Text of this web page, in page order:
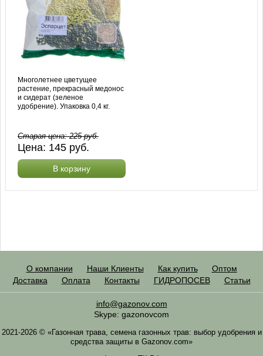
Многолетнее цветущее
растение, прекрасный медонос
и сидерат (зеленое
удобрение). Упаковка 0,4 кг.
Старая цена:225руб.
Цена: 145 руб.
В корзину
О компании Наши Клиенты Как купить
Оптом
Доставка
Оплата Контакты ГИДРОПОСЕВ Статьи
info@gazonov.com
Skype: gazonovcom
2021-2026 © «Газонная трава, семена газонных трав: выбор удобрения и
средства защиты в Gazonov.com»